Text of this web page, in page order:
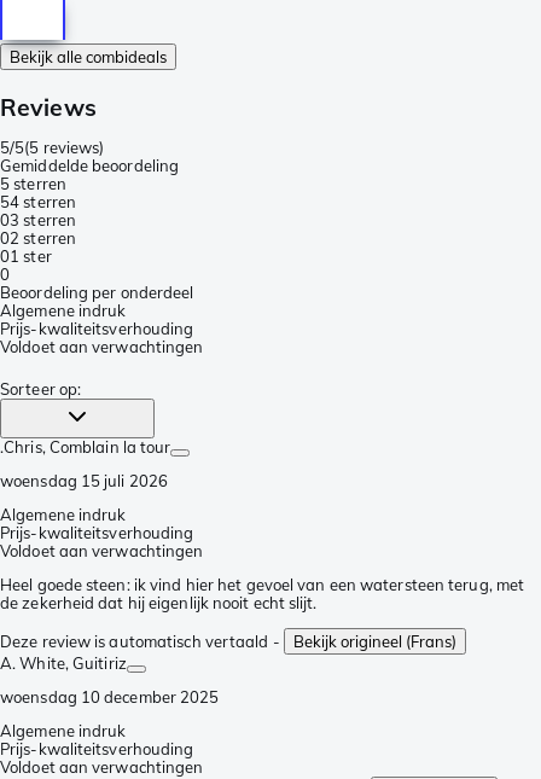
Bekijk alle combideals
Reviews
5/5(5 reviews)
Gemiddelde beoordeling
5 sterren
54 sterren
03 sterren
02 sterren
01 ster
0
Beoordeling per onderdeel
Algemene indruk
Prijs-kwaliteitsverhouding
Voldoet aan verwachtingen
Sorteer op:
.Chris, Comblain la tour
woensdag 15 juli 2026
Algemene indruk
Prijs-kwaliteitsverhouding
Voldoet aan verwachtingen
Heel goede steen: ik vind hier het gevoel van een watersteen terug, met
de zekerheid dat hij eigenlijk nooit echt slijt.
Deze review is automatisch vertaald -
Bekijk origineel (Frans)
A. White, Guitiriz
woensdag 10 december 2025
Algemene indruk
Prijs-kwaliteitsverhouding
Voldoet aan verwachtingen